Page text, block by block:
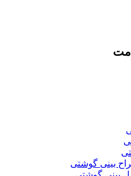
بینی گوشتی